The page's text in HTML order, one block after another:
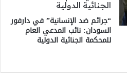
“جرائم ضد الإنسانية” في دارفور
السودان: نائب المدعي العام
للمحكمة الجنائية الدولية